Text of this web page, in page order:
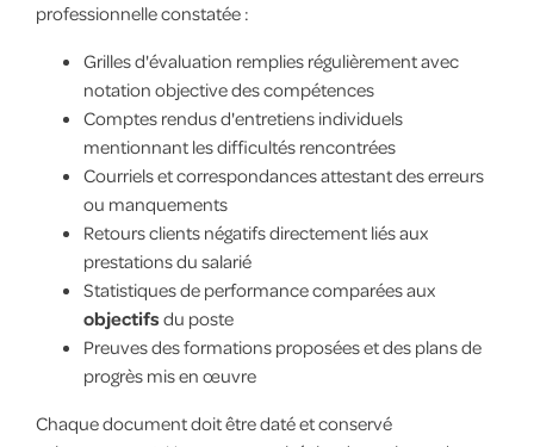
professionnelle constatée :
Grilles d'évaluation remplies régulièrement avec
notation objective des compétences
Comptes rendus d'entretiens individuels
mentionnant les difficultés rencontrées
Courriels et correspondances attestant des erreurs
ou manquements
Retours clients négatifs directement liés aux
prestations du salarié
Statistiques de performance comparées aux
objectifs du poste
Preuves des formations proposées et des plans de
progrès mis en œuvre
Chaque document doit être daté et conservé